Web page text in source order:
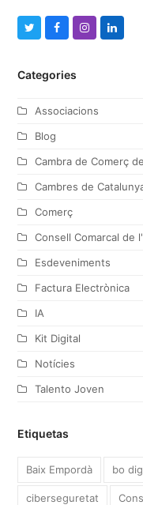
i
r
c
o
k
r
a
I
n
Categories
Associacions
Blog
Cambra de Comerç
Cambres de
Comerç
Consell Comarcal de
Esdeveniments
Factura Electrònica
IA
Kit Digital
Notícies
Talento Joven
Etiquetas
Baix Empordà bo
ciberseguretat